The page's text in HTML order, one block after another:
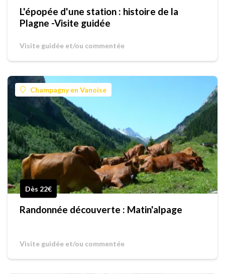
L'épopée d'une station : histoire de la
Plagne -Visite guidée
Visite guidée et/ou commentée
Champagny en Vanoise
Dès 22€
Randonnée découverte : Matin'alpage
Visite guidée et/ou commentée